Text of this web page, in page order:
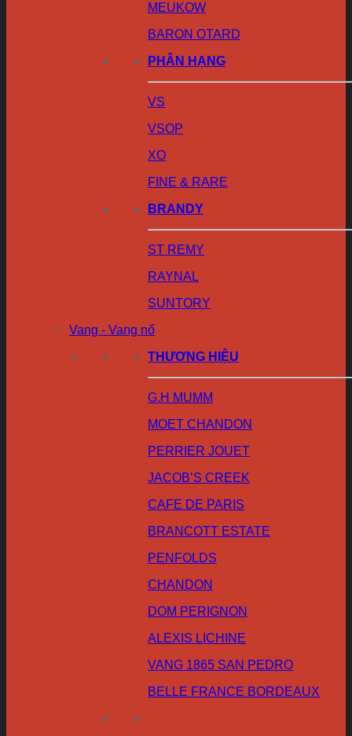
MEUKOW
BARON OTARD
PHÂN HẠNG
VS
VSOP
XO
FINE & RARE
BRANDY
ST REMY
RAYNAL
SUNTORY
Vang - Vang nổ
THƯƠNG HIỆU
G.H MUMM
MOET CHANDON
PERRIER JOUET
JACOB’S CREEK
CAFE DE PARIS
BRANCOTT ESTATE
PENFOLDS
CHANDON
DOM PERIGNON
ALEXIS LICHINE
VANG 1865 SAN PEDRO
BELLE FRANCE BORDEAUX